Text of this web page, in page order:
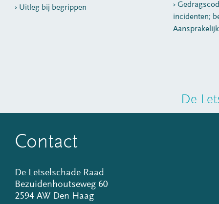
Uitleg bij begrippen
incidenten;
De
Contact
De Letselschade Raad
Bezuidenhoutseweg 60
2594 AW Den Haag